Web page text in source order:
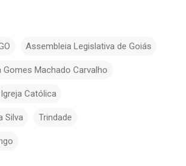
Assembleia Legislativa de Goiás
Gomes Machado Carvalho
Igreja Católica
Silva Trindade